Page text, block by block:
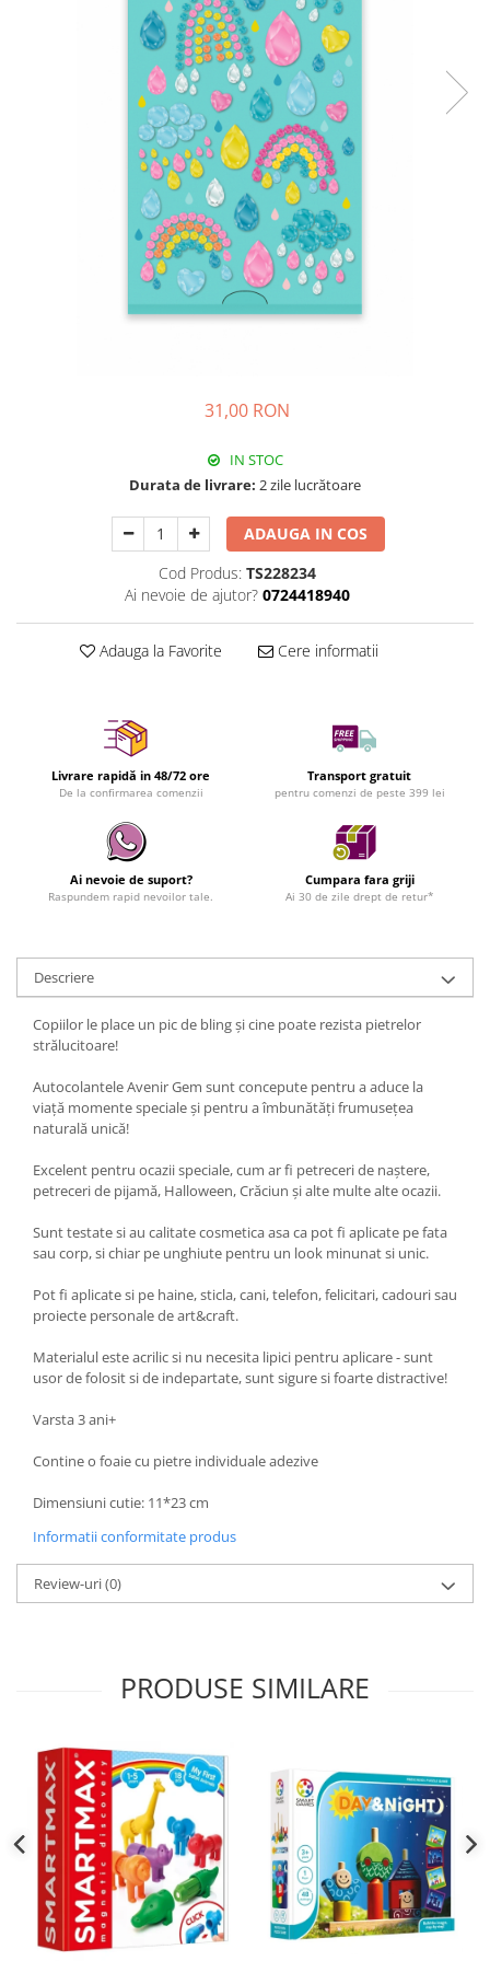
31,00 RON
IN STOC
Durata de livrare: 2 zile lucrătoare
ADAUGA IN COS
Cod Produs: TS228234
Ai nevoie de ajutor? 0724418940
Adauga la Favorite Cere informatii
Livrare rapidă in 48/72 ore
De la confirmarea comenzii
Transport gratuit
pentru comenzi de peste 399 lei
Ai nevoie de suport?
Raspundem rapid nevoilor tale.
Cumpara fara griji
Ai 30 de zile drept de retur*
Descriere
Copiilor le place un pic de bling și cine poate rezista pietrelor
strălucitoare!
Autocolantele Avenir Gem sunt concepute pentru a aduce la
viață momente speciale și pentru a îmbunătăți frumusețea
naturală unică!
Excelent pentru ocazii speciale, cum ar fi petreceri de naștere,
petreceri de pijamă, Halloween, Crăciun și alte multe alte ocazii.
Sunt testate si au calitate cosmetica asa ca pot fi aplicate pe fata
sau corp, si chiar pe unghiute pentru un look minunat si unic.
Pot fi aplicate si pe haine, sticla, cani, telefon, felicitari, cadouri sau
proiecte personale de art&craft.
Materialul este acrilic si nu necesita lipici pentru aplicare - sunt
usor de folosit si de indepartate, sunt sigure si foarte distractive!
Varsta 3 ani+
Contine o foaie cu pietre individuale adezive
Dimensiuni cutie: 11*23 cm
Informatii conformitate produs
Review-uri(0)
PRODUSE SIMILARE